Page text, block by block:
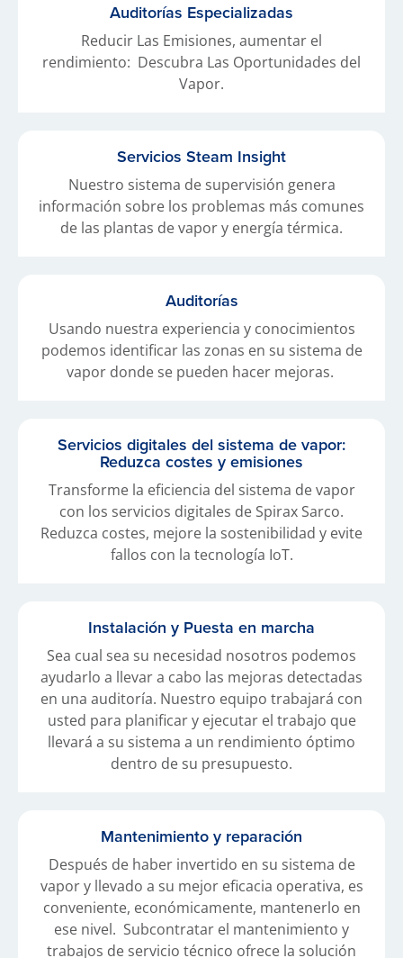
Auditorías Especializadas
Reducir Las Emisiones, aumentar el
rendimiento: Descubra Las Oportunidades del
Vapor.
Servicios Steam Insight
Nuestro sistema de supervisión genera
información sobre los problemas más comunes
de las plantas de vapor y energía térmica.
Auditorías
Usando nuestra experiencia y conocimientos
podemos identificar las zonas en su sistema de
vapor donde se pueden hacer mejoras.
Servicios digitales del sistema de vapor:
Reduzca costes y emisiones
Transforme la eficiencia del sistema de vapor
con los servicios digitales de Spirax Sarco.
Reduzca costes, mejore la sostenibilidad y evite
fallos con la tecnología IoT.
Instalación y Puesta en marcha
Sea cual sea su necesidad nosotros podemos
ayudarlo a llevar a cabo las mejoras detectadas
en una auditoría. Nuestro equipo trabajará con
usted para planificar y ejecutar el trabajo que
llevará a su sistema a un rendimiento óptimo
dentro de su presupuesto.
Mantenimiento y reparación
Después de haber invertido en su sistema de
vapor y llevado a su mejor eficacia operativa, es
conveniente, económicamente, mantenerlo en
ese nivel. Subcontratar el mantenimiento y
trabajos de servicio técnico ofrece la solución